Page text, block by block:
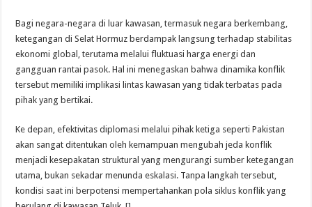
Bagi negara-negara di luar kawasan, termasuk negara berkembang,
ketegangan di Selat Hormuz berdampak langsung terhadap stabilitas
ekonomi global, terutama melalui fluktuasi harga energi dan
gangguan rantai pasok. Hal ini menegaskan bahwa dinamika konflik
tersebut memiliki implikasi lintas kawasan yang tidak terbatas pada
pihak yang bertikai.
Ke depan, efektivitas diplomasi melalui pihak ketiga seperti Pakistan
akan sangat ditentukan oleh kemampuan mengubah jeda konflik
menjadi kesepakatan struktural yang mengurangi sumber ketegangan
utama, bukan sekadar menunda eskalasi. Tanpa langkah tersebut,
kondisi saat ini berpotensi mempertahankan pola siklus konflik yang